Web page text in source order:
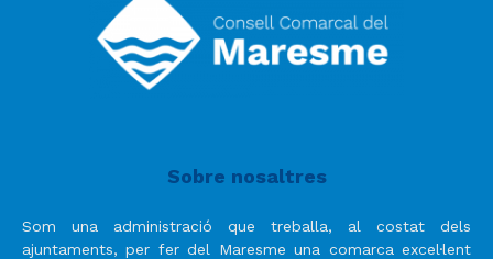
Sobre nosaltres
Som una administració que treballa, al costat dels
ajuntaments, per fer del Maresme una comarca excel·lent